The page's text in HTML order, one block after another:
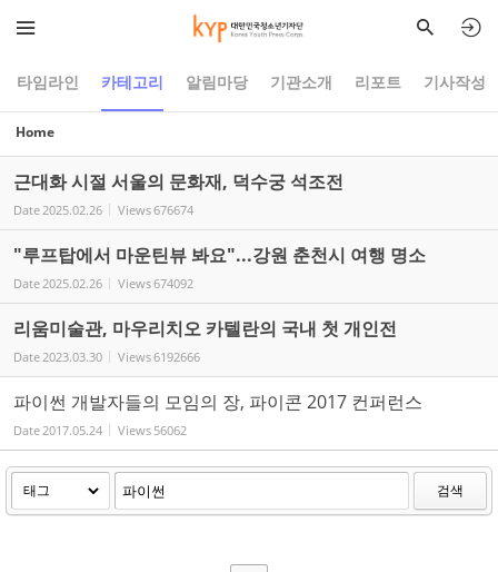
타임라인 카테고리 알림마당 기관소개 리포트 기사작성
Home
근대화 시절 서울의 문화재, 덕수궁 석조전
Date2025.02.26 Views676674
"루프탑에서 마운틴뷰 봐요"...강원 춘천시 여행 명소
Date2025.02.26 Views674092
리움미술관, 마우리치오 카텔란의 국내 첫 개인전
Date2023.03.30 Views6192666
파이썬 개발자들의 모임의 장, 파이콘 2017 컨퍼런스
Date2017.05.24 Views 56062
검색
Sketchbook5, 스케치북5